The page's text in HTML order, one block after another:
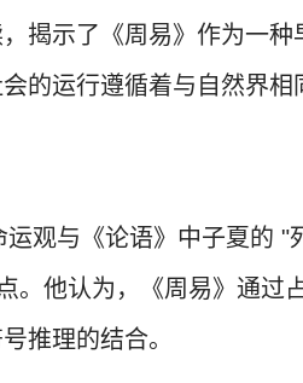
揭示了《周易》作为一
的运行遵循着与自然界相
观与《论语》中子夏的 "
。他认为，《周易》通过
推理的结合。